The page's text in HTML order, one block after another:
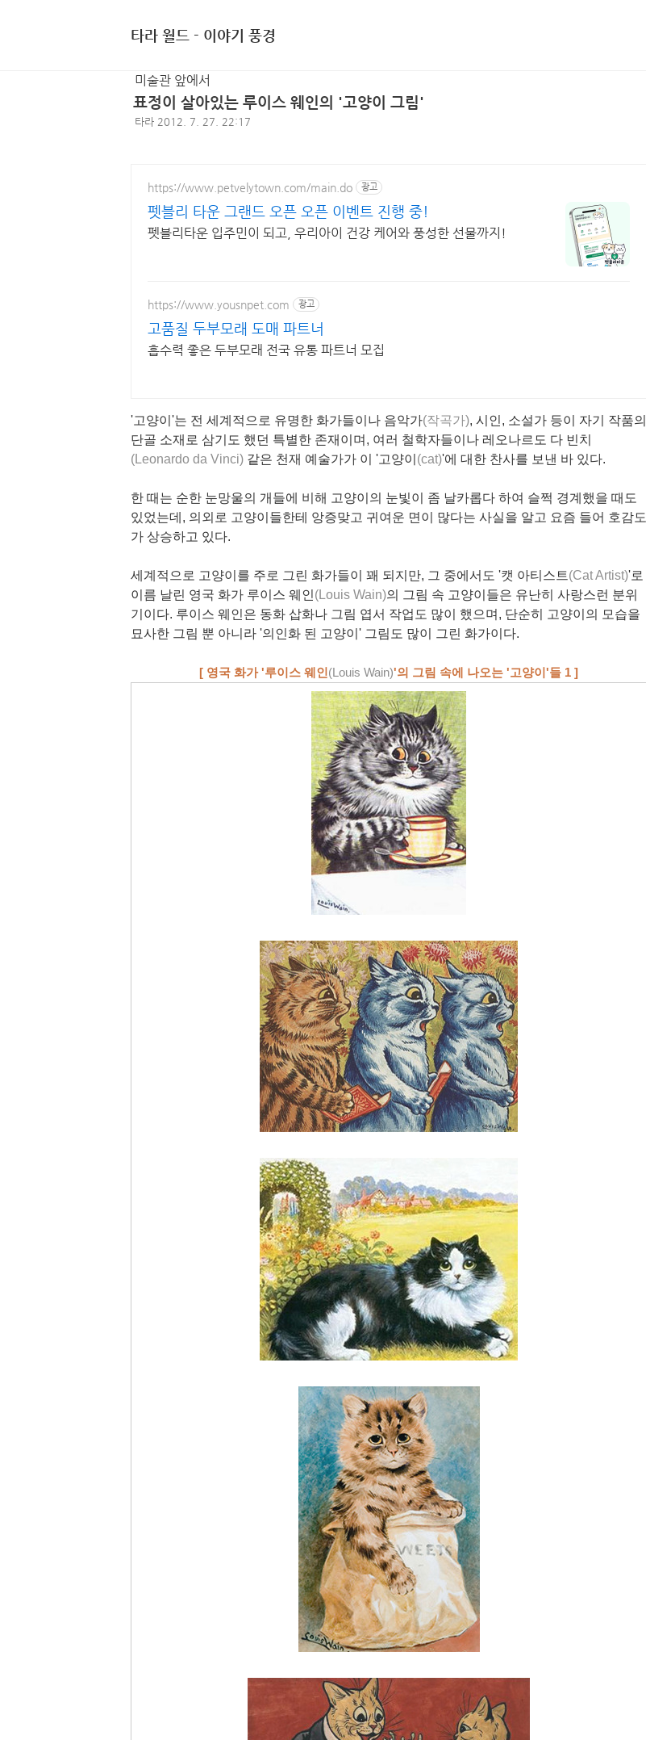
타라 월드 - 이야기 풍경
미술관 앞에서
표정이 살아있는 루이스 웨인의 '고양이 그림'
타라 2012. 7. 27. 22:17
https://www.petvelytown.com/main.do 광고
펫블리 타운 그랜드 오픈 오픈 이벤트 진행 중!
펫블리타운 입주민이 되고, 우리아이 건강 케어와 풍성한 선물까지!
https://www.yousnpet.com 광고
고품질 두부모래 도매 파트너
흡수력 좋은 두부모래 전국 유통 파트너 모집
'고양이'는 전 세계적으로 유명한 화가들이나 음악가(작곡가), 시인, 소설가 등이 자기 작품의
단골 소재로 삼기도 했던 특별한 존재이며, 여러 철학자들이나 레오나르도 다 빈치
(Leonardo da Vinci) 같은 천재 예술가가 이 '고양이 (cat)'에 대한 찬사를 보낸 바 있다.
한 때는 순한 눈망울의 개들에 비해 고양이의 눈빛이 좀 날카롭다 하여 슬쩍 경계했을 때도
있었는데, 의외로 고양이들한테 앙증맞고 귀여운 면이 많다는 사실을 알고 요즘 들어 호감도
가 상승하고 있다.
세계적으로 고양이를 주로 그린 화가들이 꽤 되지만, 그 중에서도 '캣 아티스트(Cat Artist)'로
이름 날린 영국 화가 루이스 웨인(Louis Wain)의 그림 속 고양이들은 유난히 사랑스런 분위
기이다. 루이스 웨인은 동화 삽화나 그림 엽서 작업도 많이 했으며, 단순히 고양이의 모습을
묘사한 그림 뿐 아니라 '의인화 된 고양이' 그림도 많이 그린 화가이다.
[ 영국 화가 '루이스 웨인 (Louis Wain)'의 그림 속에 나오는 '고양이'들 1 ]